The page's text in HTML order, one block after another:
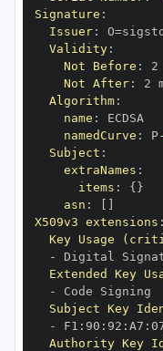
Signature :
Issuer:
Validity:
Not Before : 2
Not After: 2
Algorithm:
name :
namedCurve : P-
Subject :
extraNames :
items : { }
asn :
X509v3 extensions :
Key Usage
-
Extended Key
-
Subject Key
-
F1 : 90 : 92 : A7 :
Authority Key